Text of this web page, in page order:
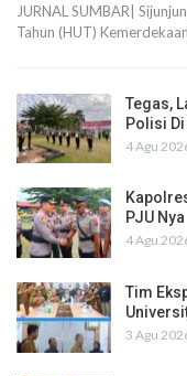
JURNAL SUMBAR|
Tahun (HUT)
Tegas,
Polisi
4 Agu
PJU Nya
4 Agu
Tim
3 Agu